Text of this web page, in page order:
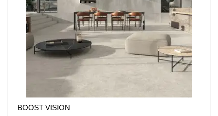
BOOST VISION